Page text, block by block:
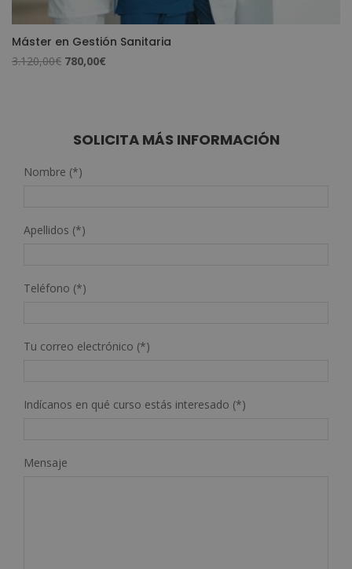
Máster en Gestión Sanitaria
3.120,00€ El
3.120,00€.
780,00€
780,00€.
SOLICITA MÁS INFORMACIÓN
Nombre (*)
Apellidos (*)
Teléfono (*)
Tu correo electrónico (*)
Indícanos en qué curso estás interesado (*)
Mensaje